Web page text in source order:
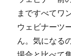
まですべてワ
ウェビナーツ
ん。気になる